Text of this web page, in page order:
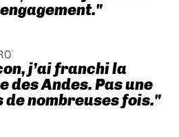
j’ai franchi la
des Andes. Pas une
de nombreuses fois."